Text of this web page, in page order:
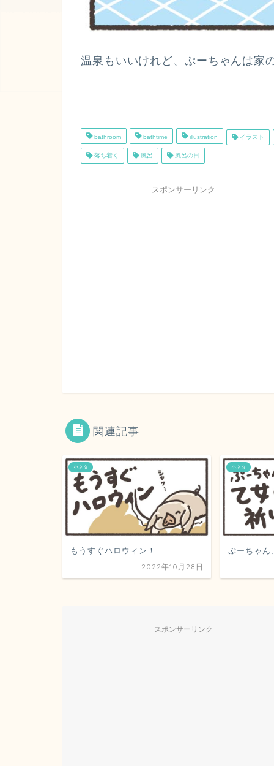
温泉もいいけれど、ぷーちゃんは家
bathroom bathtime illustration イラスト
落ち着く 風呂 風呂の日
スポンサーリンク
関連記事
小ネタ
もうすぐハロウィン！
2022年10月28日
小ネタ
ぷーちゃ
スポンサーリンク